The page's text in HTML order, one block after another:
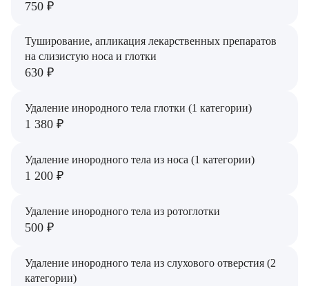
750 ₽
Туширование, апликация лекарственных препаратов
на слизистую носа и глотки
630 ₽
Удаление инородного тела глотки (1 категории)
1 380 ₽
Удаление инородного тела из носа (1 категории)
1 200 ₽
Удаление инородного тела из ротоглотки
500 ₽
Удаление инородного тела из слухового отверстия (2
категории)
Молодцова Полина Викторовна
Морова Наталия Александровна
Муравьева Наталья Григорьевна
Пахмурная Екатерина Николаевна
Пашкина Екатерина Михайловна
Петросян Владимир Юрьевич
Поляков Станислав Викторович